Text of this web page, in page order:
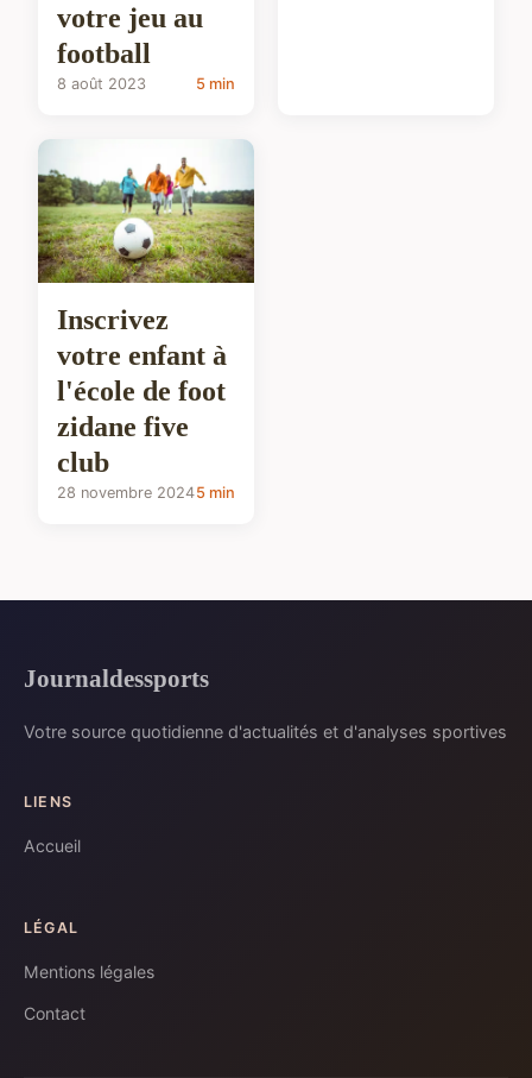
votre jeu au
football
8 août 2023 5 min
Inscrivez
votre enfant à
l'école de foot
zidane five
club
28 novembre 20245 min
Journaldessports
Votre source quotidienne d'actualités et d'analyses sportives
LIENS
Accueil
LÉGAL
Mentions légales
Contact